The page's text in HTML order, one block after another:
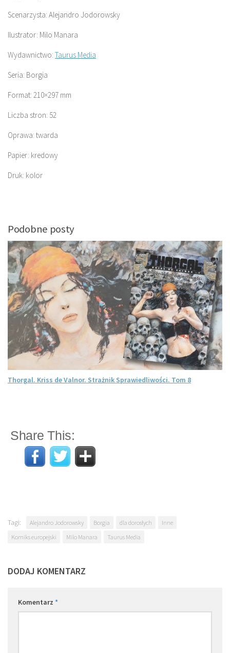
Scenarzysta: Alejandro Jodorowsky
Ilustrator: Milo Manara
Wydawnictwo: Taurus Media
Seria: Borgia
Format: 210×297 mm
Liczba stron: 52
Oprawa: twarda
Papier: kredowy
Druk: kolor
Podobne posty
Thorgal. Kriss de Valnor. Strażnik Sprawiedliwości. Tom 8
Share This:
Tagi: Alejandro Jodorowsky Borgia dla dorosłych
Inne
Komiks europejski
Milo Manara Taurus Media
DODAJ KOMENTARZ
Komentarz *